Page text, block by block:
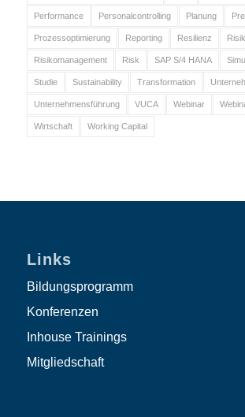
Performance Personalcontrolling Planung
Prozessoptimierung Reporting Resilienz
Risikomanagement Risk SAP S/4 HANA
Studie Sustainability Transformation
Unternehmensführung VUCA Webinar
Wirtschaft Working Capital
Links
Bildungsprogramm
Konferenzen
Inhouse Trainings
Mitgliedschaft